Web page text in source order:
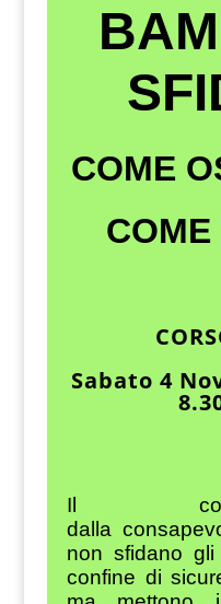
COME
Sabato 4
Il
dalla
non sfidano
confine di